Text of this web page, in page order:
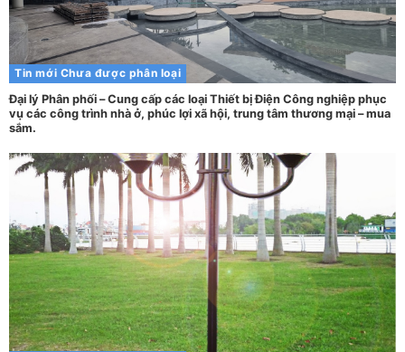
Tin mới Chưa được phân loại
Đại lý Phân phối – Cung cấp các loại Thiết bị Điện Công nghiệp phục
vụ các công trình nhà ở, phúc lợi xã hội, trung tâm thương mại – mua
sắm.